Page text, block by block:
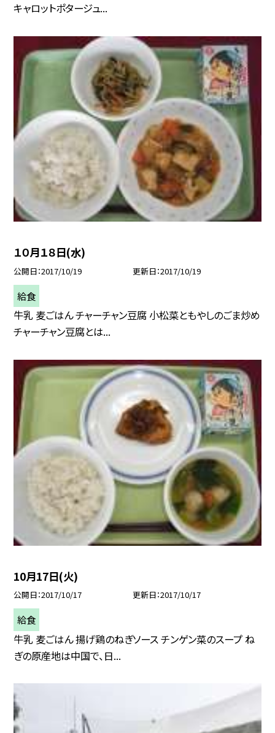
キャロットポタージュ...
１０月１８日(水)
公開日 2017/10/19 更新日 2017/10/19
給食
牛乳 麦ごはん チャーチャン豆腐 小松菜ともやしのごま炒め
チャーチャン豆腐とは...
10月17日(火)
公開日 2017/10/17 更新日 2017/10/17
給食
牛乳 麦ごはん 揚げ鶏のねぎソース チンゲン菜のスープ ね
ぎの原産地は中国で、日...